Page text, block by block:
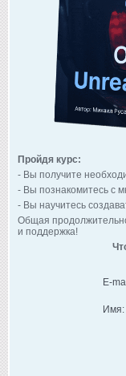
Пройдя курс:
- Вы получите
- Вы познакомитесь с
- Вы научитесь
Общая
и поддержка!
E-
Имя: